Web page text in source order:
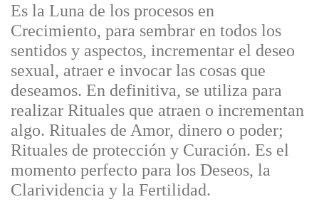
Es la Luna de los procesos en
Crecimiento, para sembrar en todos los
sentidos y aspectos, incrementar el deseo
sexual, atraer e invocar las cosas que
deseamos. En definitiva, se utiliza para
realizar Rituales que atraen o incrementan
algo. Rituales de Amor, dinero o poder;
Rituales de protección y Curación. Es el
momento perfecto para los Deseos, la
Clarividencia y la Fertilidad.